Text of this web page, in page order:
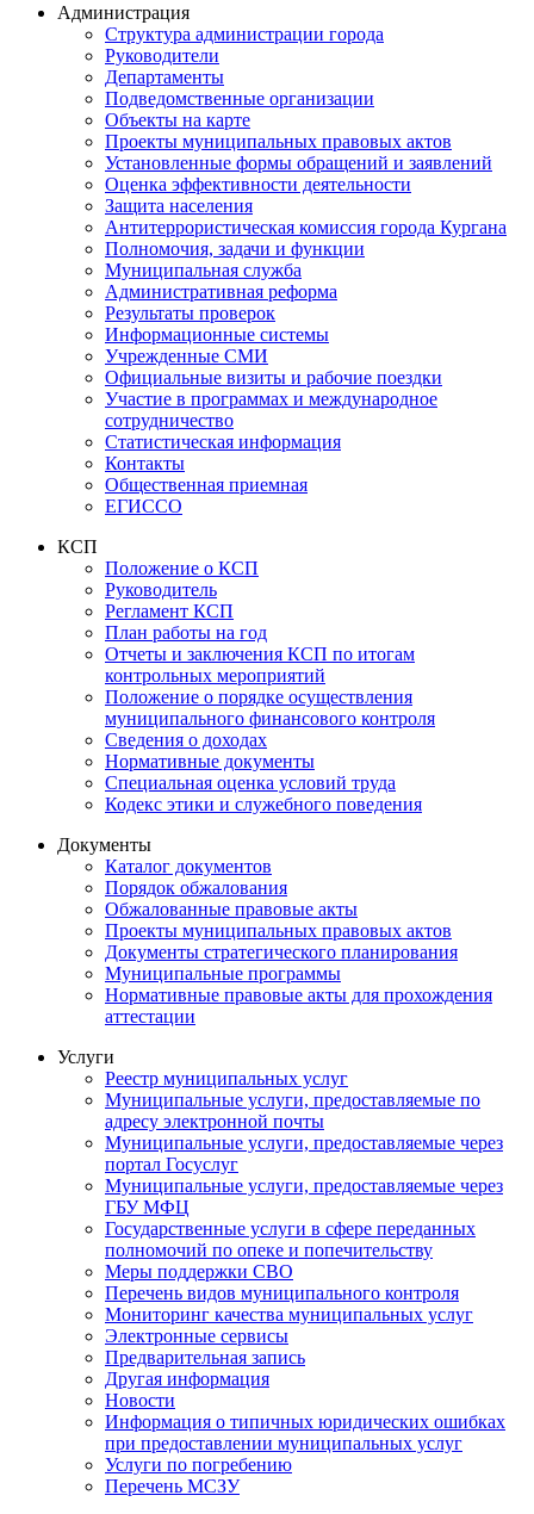
Администрация
Структура администрации города
Руководители
Департаменты
Подведомственные организации
Объекты на карте
Проекты муниципальных правовых актов
Установленные формы обращений и заявлений
Оценка эффективности деятельности
Защита населения
Антитеррористическая комиссия города Кургана
Полномочия, задачи и функции
Муниципальная служба
Административная реформа
Результаты проверок
Информационные системы
Учрежденные СМИ
Официальные визиты и рабочие поездки
Участие в программах и международное
сотрудничество
Статистическая информация
Контакты
Общественная приемная
ЕГИССО
КСП
Положение о КСП
Руководитель
Регламент КСП
План работы на год
Отчеты и заключения КСП по итогам
контрольных мероприятий
Положение о порядке осуществления
муниципального финансового контроля
Сведения о доходах
Нормативные документы
Специальная оценка условий труда
Кодекс этики и служебного поведения
Документы
Каталог документов
Порядок обжалования
Обжалованные правовые акты
Проекты муниципальных правовых актов
Документы стратегического планирования
Муниципальные программы
Нормативные правовые акты для прохождения
аттестации
Услуги
Реестр муниципальных услуг
Муниципальные услуги, предоставляемые по
адресу электронной почты
Муниципальные услуги, предоставляемые через
портал Госуслуг
Муниципальные услуги, предоставляемые через
ГБУ МФЦ
Государственные услуги в сфере переданных
полномочий по опеке и попечительству
Меры поддержки СВО
Перечень видов муниципального контроля
Мониторинг качества муниципальных услуг
Электронные сервисы
Предварительная запись
Другая информация
Новости
Информация о типичных юридических ошибках
при предоставлении муниципальных услуг
Услуги по погребению
Перечень МСЗУ